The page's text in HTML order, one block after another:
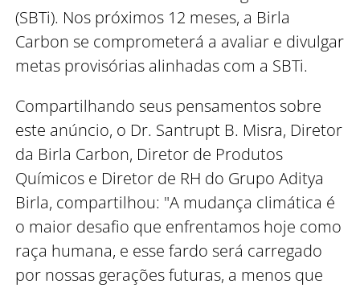
(SBTi). Nos próximos 12 meses, a Birla
Carbon se comprometerá a avaliar e divulgar
metas provisórias alinhadas com a SBTi.
Compartilhando seus pensamentos sobre
este anúncio, o Dr. Santrupt B. Misra, Diretor
da Birla Carbon, Diretor de Produtos
Químicos e Diretor de RH do Grupo Aditya
Birla, compartilhou: "A mudança climática é
o maior desafio que enfrentamos hoje como
raça humana, e esse fardo será carregado
por nossas gerações futuras, a menos que